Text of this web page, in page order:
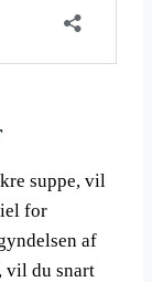
suppe, vil
for
af
vil du snart